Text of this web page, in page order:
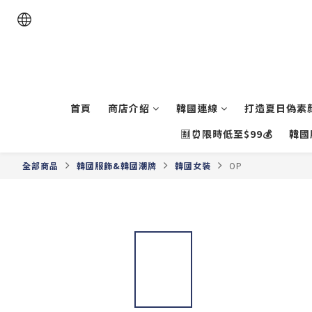
首頁 商店介紹 韓國連線
打造夏日偽
🈹⏰限時低至$99💰
韓
全部商品 韓國服飾&韓國潮牌 韓國女裝 OP